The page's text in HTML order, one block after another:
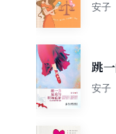
安子
跳
女
安子